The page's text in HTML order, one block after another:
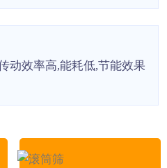
动效率高,能耗低,节能效果